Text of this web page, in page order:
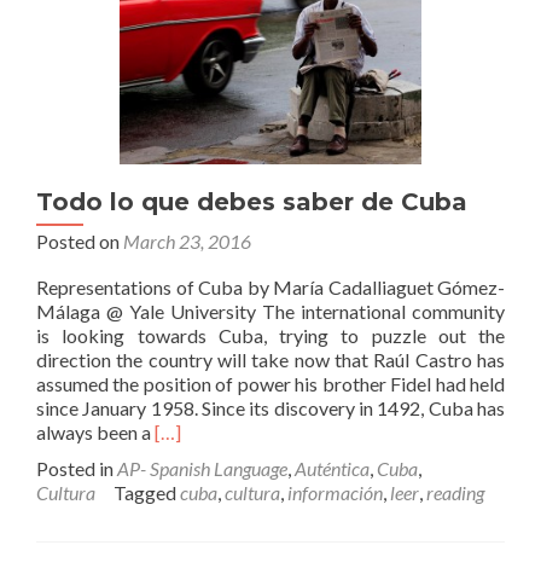
Todo lo que debes saber de Cuba
Posted on March 23, 2016
Representations of Cuba by María Cadalliaguet Gómez-
Málaga @ Yale University The international community
is looking towards Cuba, trying to puzzle out the
direction the country will take now that Raúl Castro has
assumed the position of power his brother Fidel had held
since January 1958. Since its discovery in 1492, Cuba has
always been aRead
about
Todo
[…]
Posted inAP- Spanish Language,Auténtica, Cuba,
Cultura
Taggedcuba,cultura, información, leer,reading